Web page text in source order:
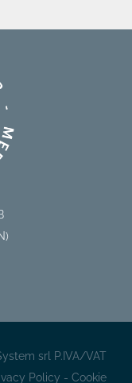
srl P.IVA/VAT
Policy - Cookie